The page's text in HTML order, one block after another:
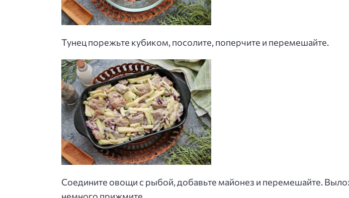
Тунец порежьте кубиком, посолите, поперчите и перемешайте.
Соедините овощи с рыбой, добавьте майонез и перемешайте.